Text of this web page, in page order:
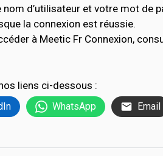
d’utilisateur et votre mot de
la connexion est réussie.
à Meetic Fr Connexion,
liens ci-dessous :
WhatsApp Email